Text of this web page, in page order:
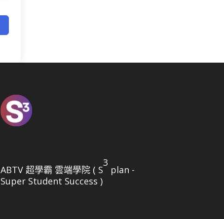
ABTV 超學霸 雲端學院 ( S
3
plan -
Super Student Success )